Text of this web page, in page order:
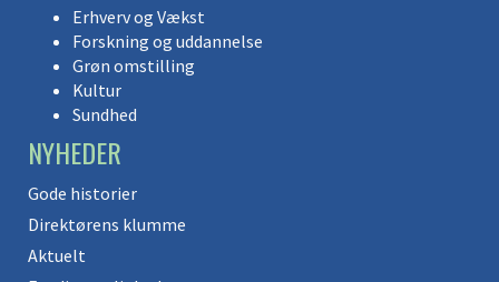
Erhverv og Vækst
Forskning og uddannelse
Grøn omstilling
Kultur
Sundhed
NYHEDER
Gode historier
Direktørens klumme
Aktuelt